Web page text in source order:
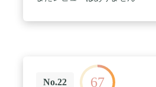
No.22 67